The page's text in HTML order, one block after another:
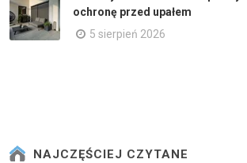
ochronę przed upałem
5 sierpień 2026
NAJCZĘŚCIEJ CZYTANE